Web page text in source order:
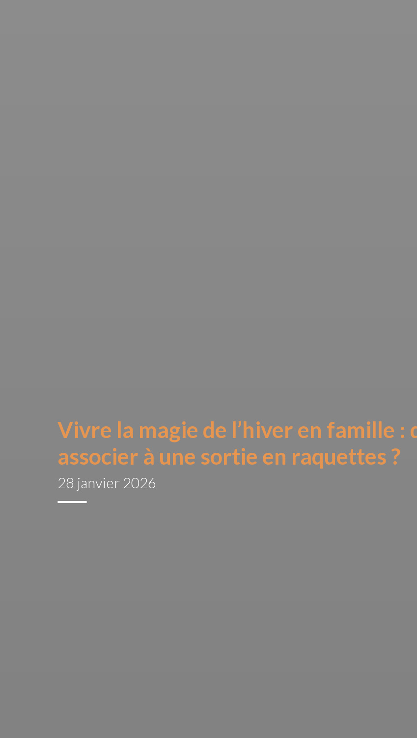
Vivre la magie de l’hiver en famille :
associer à une sortie en raquettes ?
28 janvier 2026